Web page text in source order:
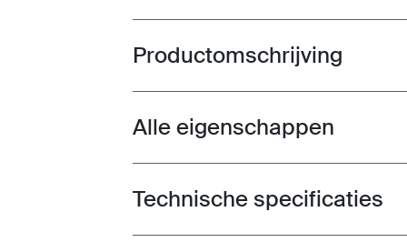
Toggle overview
Productomschrijving
Toggle features
Alle eigenschappen
Toggle techspec
Technische specificaties